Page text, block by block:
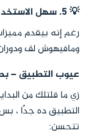
💡 5. سهل الاستخدام ومش معقد
رغم إنه بيقدم
ومافيهوش لف
عيوب التطبيق –
زي ما قلتلك من
التطبيق ده جدًا ،
تتحسن: